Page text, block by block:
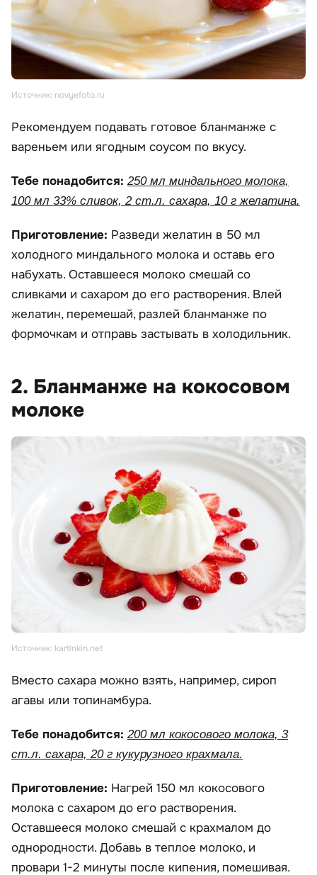
Источник: novyefoto.ru
Рекомендуем подавать готовое бланманже с
вареньем или ягодным соусом по вкусу.
Тебе понадобится: 250 мл миндального молока,
100 мл 33% сливок, 2 ст.л. сахара, 10 г желатина.
Приготовление: Разведи желатин в 50 мл
холодного миндального молока и оставь его
набухать. Оставшееся молоко смешай со
сливками и сахаром до его растворения. Влей
желатин, перемешай, разлей бланманже по
формочкам и отправь застывать в холодильник.
2. Бланманже на кокосовом
молоке
Источник: kartinkin.net
Вместо сахара можно взять, например, сироп
агавы или топинамбура.
Тебе понадобится: 200 мл кокосового молока, 3
ст.л. сахара, 20 г кукурузного крахмала.
Приготовление: Нагрей 150 мл кокосового
молока с сахаром до его растворения.
Оставшееся молоко смешай с крахмалом до
однородности. Добавь в теплое молоко, и
провари 1-2 минуты после кипения, помешивая.